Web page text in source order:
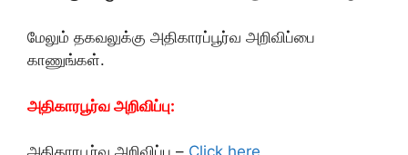
மேலும் தகவலுக்கு அதிகாரப்பூர்வ அறிவிப்பை
காணுங்கள்.
அதிகாரபூர்வ அறிவிப்பு:
அதிகாரபூர்வ அறிவிப்பு – Click here